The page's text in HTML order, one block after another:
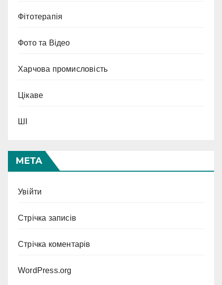
Фітотерапія
Фото та Відео
Харчова промисловість
Цікаве
ШІ
МЕТА
Увійти
Стрічка записів
Стрічка коментарів
WordPress.org